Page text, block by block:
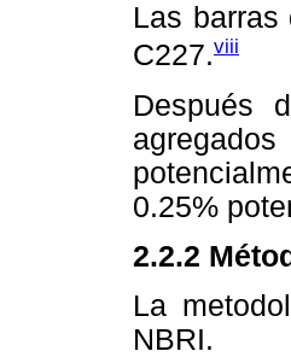
Las barras
C227.viii
Después
0.25%
2.2.2
La
NBRI.